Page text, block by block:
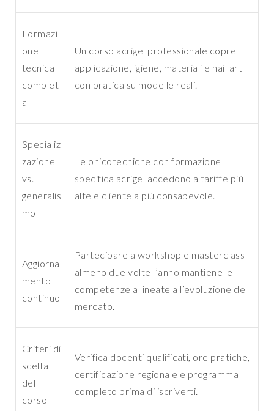
Formazi
one
tecnica
complet
a
Un corso acrigel professionale copre
applicazione, igiene, materiali e nail art
con pratica su modelle reali.
Specializ
zazione
vs.
generalis
mo
Le onicotecniche con formazione
specifica acrigel accedono a tariffe più
alte e clientela più consapevole.
Aggiorna
mento
continuo
Partecipare a workshop e masterclass
almeno due volte l’anno mantiene le
competenze allineate all’evoluzione del
mercato.
Criteri di
scelta
del
corso
Verifica docenti qualificati, ore pratiche,
certificazione regionale e programma
completo prima di iscriverti.